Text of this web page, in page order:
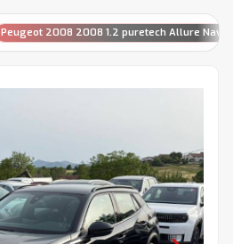
Peugeot 2008 2008 1.2 puretech Allure Navi